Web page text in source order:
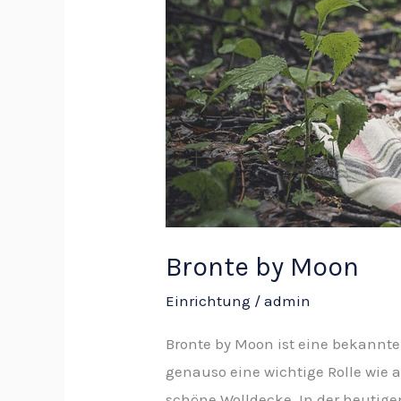
Bronte by Moon
Einrichtung /admin
Bronte by Moon ist eine
genauso eine wichtige Rolle
by
Moon